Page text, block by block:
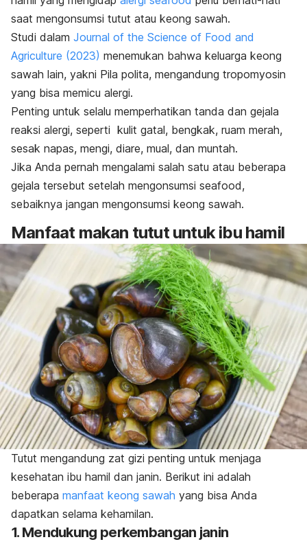
saat mengonsumsi tutut atau keong sawah.
Studi dalam Journal of the Science of Food and
Agriculture (2023) menemukan bahwa keluarga keong
sawah lain, yakni Pila polita, mengandung tropomyosin
yang bisa memicu alergi.
Penting untuk selalu memperhatikan tanda dan gejala
reaksi alergi, seperti kulit gatal, bengkak, ruam merah,
sesak napas, mengi, diare, mual, dan muntah.
Jika Anda pernah mengalami salah satu atau beberapa
gejala tersebut setelah mengonsumsi seafood,
sebaiknya jangan mengonsumsi keong sawah.
Manfaat makan tutut untuk ibu hamil
Tutut mengandung zat gizi penting untuk menjaga
kesehatan ibu hamil dan janin. Berikut ini adalah
beberapa manfaat keong sawah yang bisa Anda
dapatkan selama kehamilan.
1. Mendukung perkembangan janin